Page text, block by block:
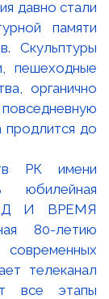
РК имени
юбилейная
И ВРЕМЯ
80-летию
телеканал
все этапы